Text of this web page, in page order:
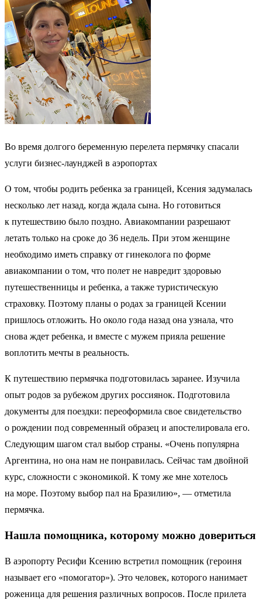
Во время долгого беременную перелета пермячку спасали
услуги бизнес-лаунджей в аэропортах
О том, чтобы родить ребенка за границей, Ксения задумалась
несколько лет назад, когда ждала сына. Но готовиться
к путешествию было поздно. Авиакомпании разрешают
летать только на сроке до 36 недель. При этом женщине
необходимо иметь справку от гинеколога по форме
авиакомпании о том, что полет не навредит здоровью
путешественницы и ребенка, а также туристическую
страховку. Поэтому планы о родах за границей Ксении
пришлось отложить. Но около года назад она узнала, что
снова ждет ребенка, и вместе с мужем прияла решение
воплотить мечты в реальность.
К путешествию пермячка подготовилась заранее. Изучила
опыт родов за рубежом других россиянок. Подготовила
документы для поездки: переоформила свое свидетельство
о рождении под современный образец и апостелировала его.
Следующим шагом стал выбор страны. «Очень популярна
Аргентина, но она нам не понравилась. Сейчас там двойной
курс, сложности с экономикой. К тому же мне хотелось
на море. Поэтому выбор пал на Бразилию», — отметила
пермячка.
Нашла помощника, которому можно довериться
В аэропорту Ресифи Ксению встретил помощник (героиня
называет его «помогатор»). Это человек, которого нанимает
роженица для решения различных вопросов. После прилета